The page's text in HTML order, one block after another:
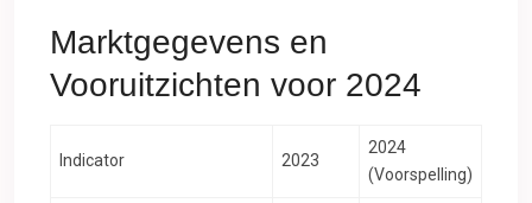
Marktgegevens en
Vooruitzichten voor 2024
Indicator 2023
2024
(Voorspelling)